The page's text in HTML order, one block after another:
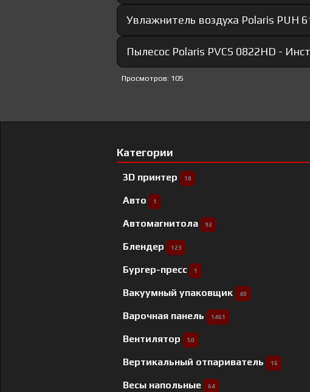
Увлажнитель воздуха Polaris PUH
Пылесос Polaris PVCS 0822HD -
Просмотров: 105
Категории
3D принтер 18
Авто 1
Автомагнитола 92
Блендер 123
Бургер-пресс 1
Вакуумный упаковщик 40
Варочная панель 1461
Вентилятор 50
Вертикальный отпариватель 16
Весы напольные 64